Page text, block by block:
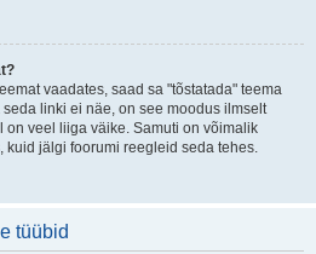
vaadates, saad sa "tõstatada" teema
linki ei näe, on see moodus ilmselt
on veel liiga väike. Samuti on võimalik
kuid jälgi foorumi reegleid seda tehes.
tüübid